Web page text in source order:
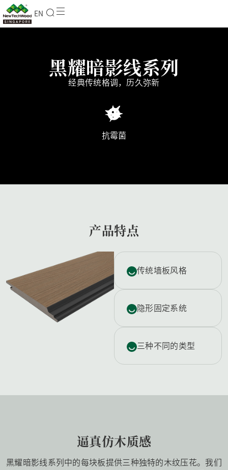
EN
黑耀暗影线系列
经典传统格调，历久弥新
抗霉菌
产品特点
传统墙板风格
隐形固定系统
三种不同的类型
逼真仿木质感
黑耀暗影线系列中的每块板提供三种独特的木纹压花。我们